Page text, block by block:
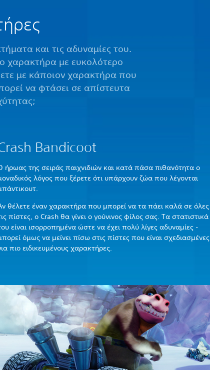
και τις αδυναμίες του.
χαρακτήρα με ευκολότερο
με κάποιον χαρακτήρα που
να φτάσει σε απίστευτα
Bandicoot
ήρωας της σειράς παιχνιδιών και κατά πάσα πιθανότητα ο
λόγος που ξέρετε ότι υπάρχουν ζώα που λέγονται
θέλετε έναν χαρακτήρα που μπορεί να τα πάει καλά σε όλες
πίστες, ο Crash θα γίνει ο γούνινος φίλος σας. Τα στατιστικά
είναι ισορροπημένα ώστε να έχει πολύ λίγες αδυναμίες -
όμως να μείνει πίσω στις πίστες που είναι σχεδιασμένες
πιο ειδικευμένους χαρακτήρες.